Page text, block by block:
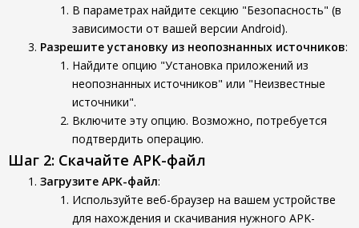
В параметрах найдите секцию "Безопасность" (в
зависимости от вашей версии Android).
Разрешите установку из неопознанных источников:
Найдите опцию "Установка приложений из
неопознанных источников" или "Неизвестные
источники".
Включите эту опцию. Возможно, потребуется
подтвердить операцию.
Шаг 2: Скачайте APK-файл
Загрузите APK-файл:
Используйте веб-браузер на вашем устройстве
для нахождения и скачивания нужного APK-